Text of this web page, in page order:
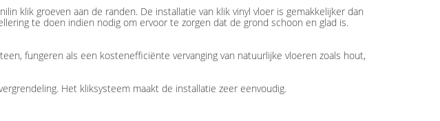
klik groeven aan de randen. De installatie van klik vinyl vloer is gemakkelijker dan
te doen indien nodig om ervoor te zorgen dat de grond schoon en glad is.
fungeren als een kostenefficiënte vervanging van natuurlijke vloeren zoals hout,
Het kliksysteem maakt de installatie zeer eenvoudig.